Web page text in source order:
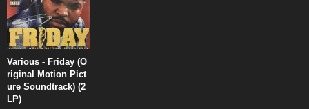
Various - Friday (O
riginal Motion Pict
ure Soundtrack) (2
LP)